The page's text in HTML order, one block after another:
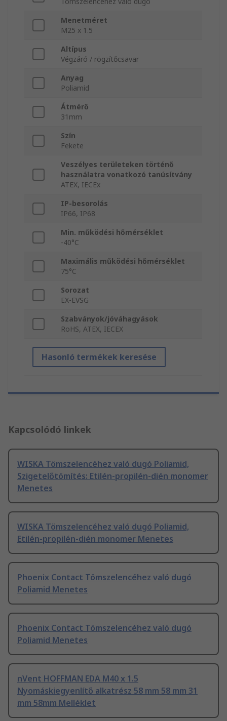
Menetméret
M25 x 1.5
Altípus
Végzáró / rögzítőcsavar
Anyag
Poliamid
Átmérő
31mm
Szín
Fekete
Veszélyes területeken történő
használatra vonatkozó tanúsítvány
ATEX, IECEx
IP-besorolás
IP66, IP68
Min. működési hőmérséklet
-40°C
Maximális működési hőmérséklet
75°C
Sorozat
EX-EVSG
Szabványok/jóváhagyások
RoHS, ATEX, IECEX
Hasonló termékek keresése
Kapcsolódó linkek
WISKA Tömszelencéhez való dugó Poliamid,
Szigetelőtömítés: Etilén-propilén-dién monomer
Menetes
WISKA Tömszelencéhez való dugó Poliamid,
Etilén-propilén-dién monomer Menetes
Phoenix Contact Tömszelencéhez való dugó
Poliamid Menetes
Phoenix Contact Tömszelencéhez való dugó
Poliamid Menetes
nVent HOFFMAN EDA M40 x 1.5
Nyomáskiegyenlítő alkatrész 58 mm 58 mm 31
mm 58mm Melléklet